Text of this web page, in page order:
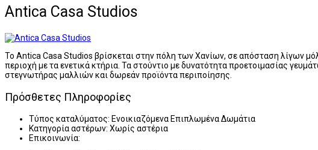
Antica Casa Studios
Το Antica Casa Studios βρίσκεται στην πόλη των Χανίων, σε απόσταση λίγων
περιοχή με τα ενετικά κτήρια. Τα στούντιο με δυνατότητα προετοιμασίας
στεγνωτήρας μαλλιών και δωρεάν προϊόντα περιποίησης.
Πρόσθετες Πληροφορίες
Τύπος καταλύματος: Ενοικιαζόμενα Επιπλωμένα Δωμάτια
Κατηγορία αστέρων: Χωρίς αστέρια
Επικοινωνία: